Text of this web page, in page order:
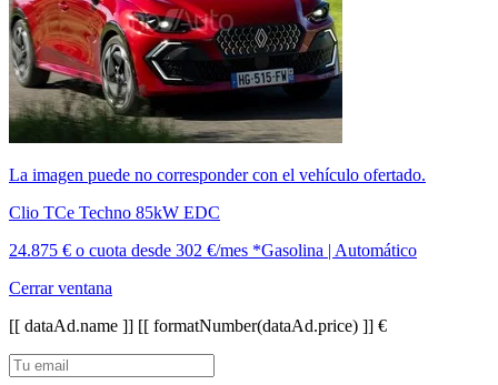
La imagen puede no corresponder con el vehículo ofertado.
Clio TCe Techno 85kW EDC
24.875 € o cuota desde 302 €/mes *Gasolina | Automático
Cerrar ventana
[[ dataAd.name ]] [[ formatNumber(dataAd.price) ]] €